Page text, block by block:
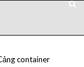
container